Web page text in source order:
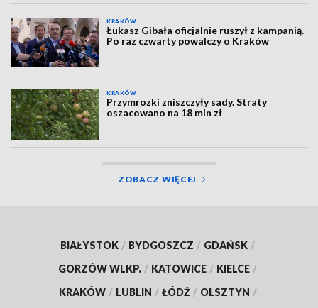
KRAKÓW
Łukasz Gibała oficjalnie ruszył z kampanią.
Po raz czwarty powalczy o Kraków
KRAKÓW
Przymrozki zniszczyły sady. Straty
oszacowano na 18 mln zł
ZOBACZ WIĘCEJ
BIAŁYSTOK / BYDGOSZCZ / GDAŃSK /
GORZÓW WLKP. / KATOWICE / KIELCE /
KRAKÓW / LUBLIN / ŁÓDŹ / OLSZTYN /